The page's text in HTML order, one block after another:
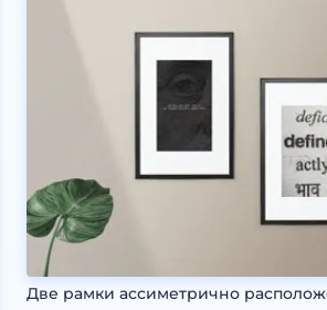
Две рамки ассиметрично